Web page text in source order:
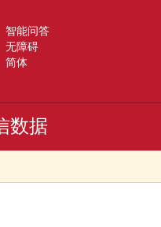
智能问答
无障碍
简体
数据